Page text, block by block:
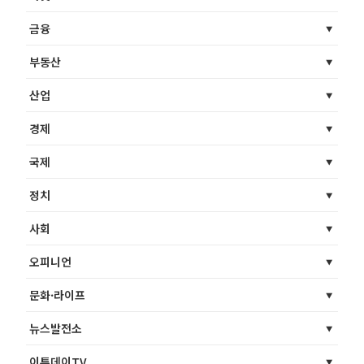
금융
부동산
산업
경제
국제
정치
사회
오피니언
문화·라이프
뉴스발전소